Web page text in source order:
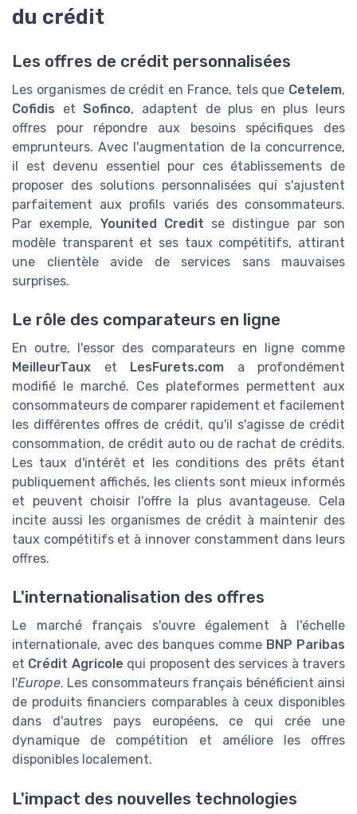
du crédit
Les offres de crédit personnalisées
Les organismes de crédit en France, tels que Cetelem,
Cofidis etSofinco, adaptent de plus en plus leurs
offres pour répondre aux besoins spécifiques des
emprunteurs. Avec l'augmentation de la concurrence,
il est devenu essentiel pour ces établissements de
proposer des solutions personnalisées qui s'ajustent
parfaitement aux profils variés des consommateurs.
Par exemple, Younited Credit se distingue par son
modèle transparent et ses taux compétitifs, attirant
une clientèle avide de services sans mauvaises
surprises.
Le rôle des comparateurs en ligne
En outre, l'essor des comparateurs en ligne comme
MeilleurTaux et LesFurets.com a profondément
modifié le marché. Ces plateformes permettent aux
consommateurs de comparer rapidement et facilement
les différentes offres de crédit, qu'il s'agisse de crédit
consommation, de crédit auto ou de rachat de crédits.
Les taux d'intérêt et les conditions des prêts étant
publiquement affichés, les clients sont mieux informés
et peuvent choisir l'offre la plus avantageuse. Cela
incite aussi les organismes de crédit à maintenir des
taux compétitifs et à innover constamment dans leurs
offres.
L'internationalisation des offres
Le marché français s'ouvre également à l'échelle
internationale, avec des banques comme BNP Paribas
et Crédit Agricole qui proposent des services à travers
l'Europe. Les consommateurs français bénéficient ainsi
de produits financiers comparables à ceux disponibles
dans d'autres pays européens, ce qui crée une
dynamique de compétition et améliore les offres
disponibles localement.
L'impact des nouvelles technologies